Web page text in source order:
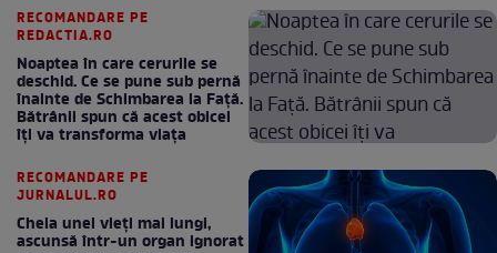
RECOMANDARE PE
REDACTIA.RO
Noaptea în care cerurile se
deschid. Ce se pune sub pernă
înainte de Schimbarea la Față.
Bătrânii spun că acest obicei
îți va transforma viața
RECOMANDARE PE
JURNALUL.RO
Cheia unei vieți mai lungi,
ascunsă într-un organ ignorat